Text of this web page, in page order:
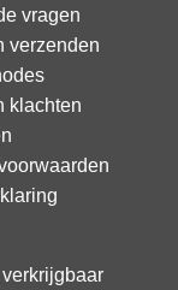
vragen
verzenden
klachten